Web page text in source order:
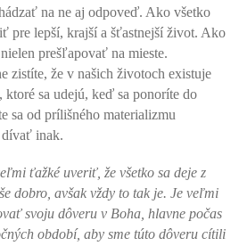
na ne aj odpoveď. Ako všetko
pre lepší, krajší a šťastnejší život. Ako
prešľapovať na mieste.
zistíte, že v našich životoch existuje
sa udejú, keď sa ponoríte do
sa od prílišného materializmu
dívať inak.
ťažké uveriť, že všetko sa deje z
dobro, avšak vždy to tak je. Je veľmi
svoju dôveru v Boha, hlavne počas
období, aby sme túto dôveru cítili